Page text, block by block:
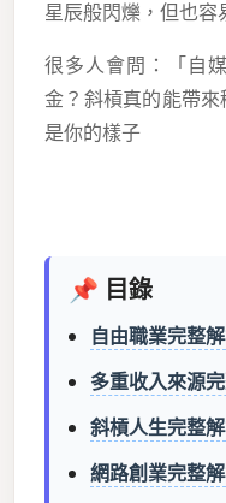
星辰般閃爍，但也容
很多人會問：「自
金？斜槓真的能帶
是你的樣子
📌 目錄
自由職業完整
多重收入來源
斜槓人生完整
網路創業完整